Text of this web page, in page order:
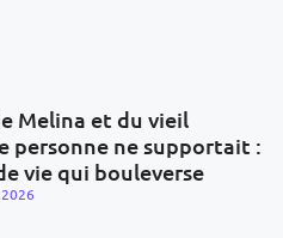
Melina et du vieil
personne ne supportait :
vie qui bouleverse